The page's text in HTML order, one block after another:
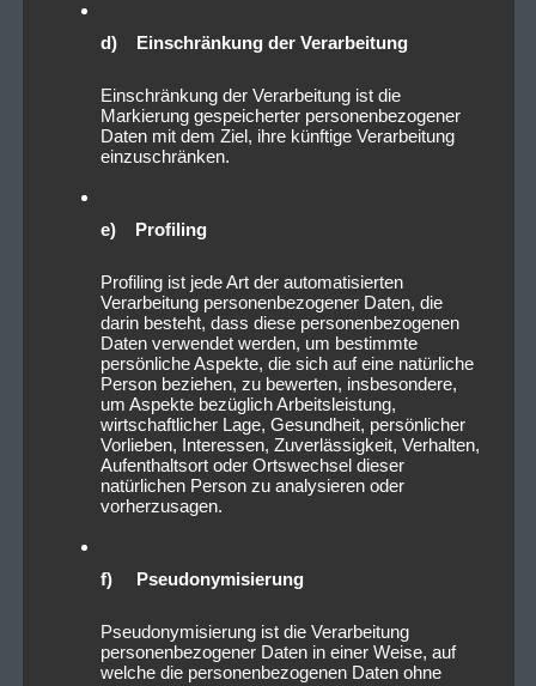
d) Einschränkung der Verarbeitung
Einschränkung der Verarbeitung ist die
Markierung gespeicherter personenbezogener
Daten mit dem Ziel, ihre künftige Verarbeitung
einzuschränken.
e) Profiling
Profiling ist jede Art der automatisierten
Verarbeitung personenbezogener Daten, die
darin besteht, dass diese personenbezogenen
Daten verwendet werden, um bestimmte
persönliche Aspekte, die sich auf eine natürliche
Person beziehen, zu bewerten, insbesondere,
um Aspekte bezüglich Arbeitsleistung,
wirtschaftlicher Lage, Gesundheit, persönlicher
Vorlieben, Interessen, Zuverlässigkeit, Verhalten,
Aufenthaltsort oder Ortswechsel dieser
natürlichen Person zu analysieren oder
vorherzusagen.
f) Pseudonymisierung
Pseudonymisierung ist die Verarbeitung
personenbezogener Daten in einer Weise, auf
welche die personenbezogenen Daten ohne